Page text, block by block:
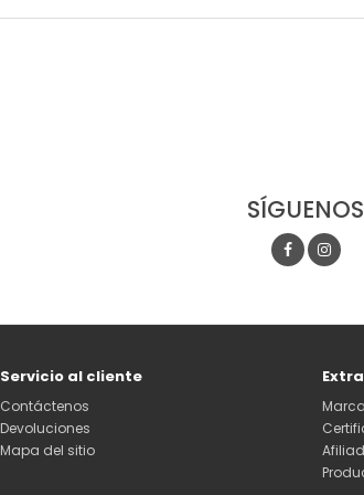
SÍGUENOS
Servicio al cliente
Contáctenos
Devoluciones
Mapa del sitio